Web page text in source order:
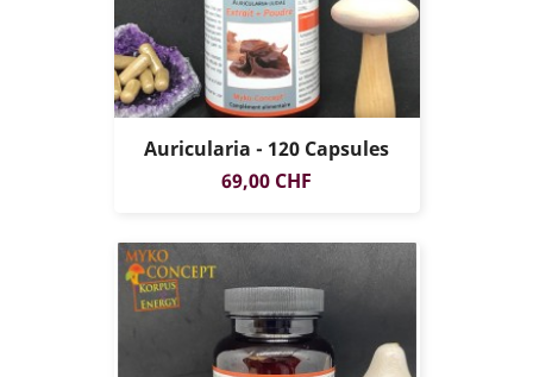
Auricularia - 120 Capsules
Prix
69,00 CHF